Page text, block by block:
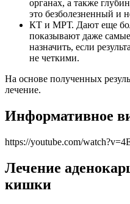
органах, а также
это безболезненный и
КТ и МРТ. Дают еще
показывают даже
назначить, если
не четкими.
На основе полученных
лечение.
Информативное
https://youtube.com/
Лечение
кишки